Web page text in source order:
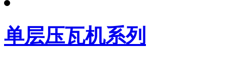
单层压瓦机系列